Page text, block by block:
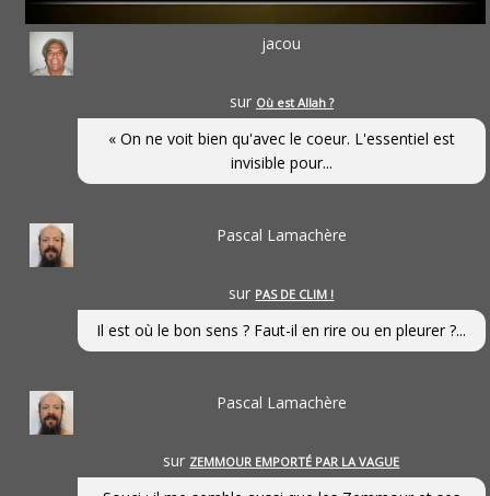
jacou
sur Où est Allah ?
« On ne voit bien qu'avec le coeur. L'essentiel est
invisible pour...
Pascal Lamachère
sur PAS DE CLIM !
Il est où le bon sens ? Faut-il en rire ou en pleurer ?...
Pascal Lamachère
sur ZEMMOUR EMPORTÉ PAR LA VAGUE